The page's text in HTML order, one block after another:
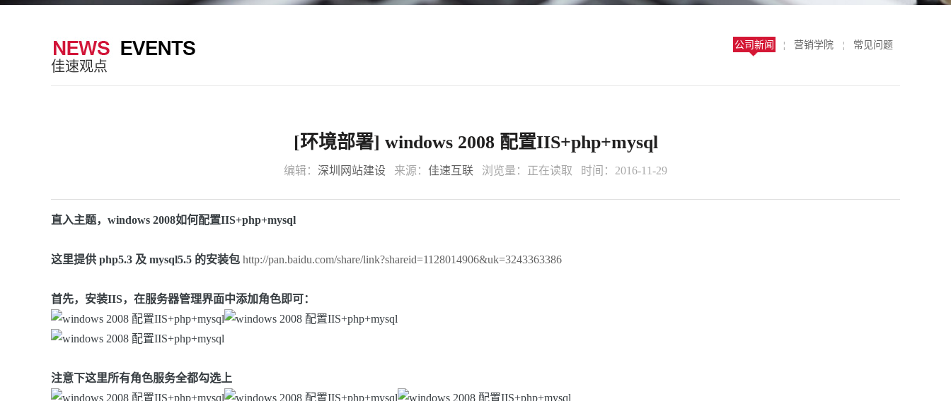
佳速观点
公司新闻 ¦ 营销学院 ¦ 常见问题
[环境部署] windows 2008 配置IIS+php+mysql
编辑： 深圳网站建设 来源： 佳速互联 浏览量： 正在读取 时间：2016-11-29
直入主题，windows 2008如何配置IIS+php+mysql
这里提供 php5.3 及 mysql5.5 的安装包 http://pan.baidu.com/share/link?shareid=1128014906&uk=3243363386
首先，安装IIS，在服务器管理界面中添加角色即可：
注意下这里所有角色服务全都勾选上